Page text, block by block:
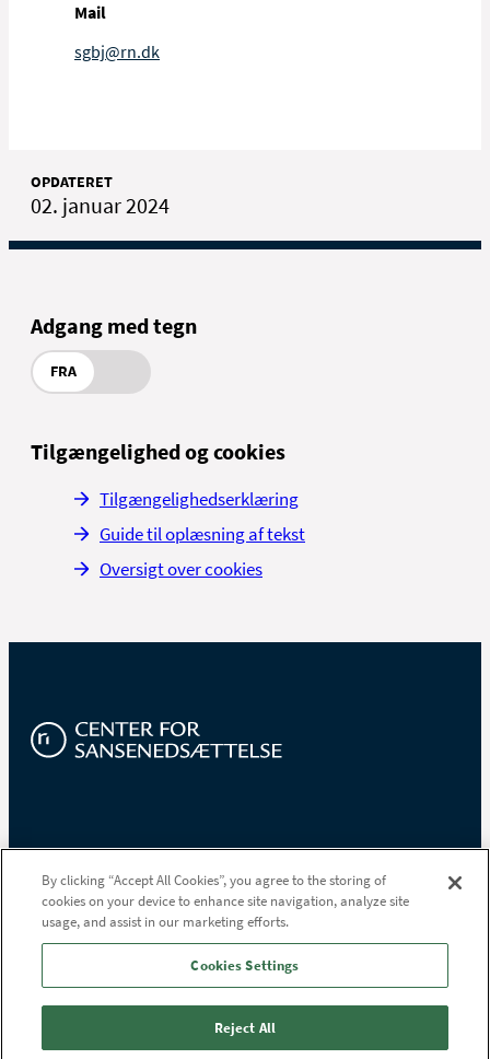
Mail
sgbj@rn.dk
OPDATERET
02. januar 2024
Adgang med tegn
FRA
Tilgængelighed og cookies
Tilgængelighedserklæring
Guide til oplæsning af tekst
Oversigt over cookies
Kommunikation og
Specialpædagogik
Tlf.97 64 72 00
Sofiendalsvej 91
9200 Aalborg SV
Tlf.97 64 70 00
By clicking “Accept All Cookies”, you agree to the storing of
cookies on your device to enhance site navigation, analyze site
usage, and assist in our marketing efforts.
Cookies Settings
Reject All